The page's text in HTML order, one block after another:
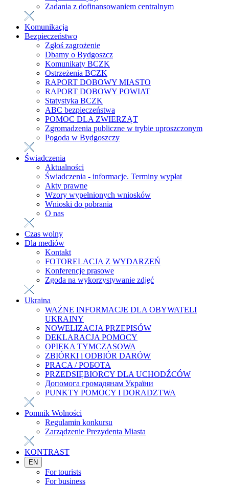
Zadania z dofinansowaniem centralnym
Komunikacja
Bezpieczeństwo
Zgłoś zagrożenie
Dbamy o Bydgoszcz
Komunikaty BCZK
Ostrzeżenia BCZK
RAPORT DOBOWY MIASTO
RAPORT DOBOWY POWIAT
Statystyka BCZK
ABC bezpieczeństwa
POMOC DLA ZWIERZĄT
Zgromadzenia publiczne w trybie uproszczonym
Pogoda w Bydgoszczy
Świadczenia
Aktualności
Świadczenia - informacje. Terminy wypłat
Akty prawne
Wzory wypełnionych wniosków
Wnioski do pobrania
O nas
Czas wolny
Dla mediów
Kontakt
FOTORELACJA Z WYDARZEŃ
Konferencje prasowe
Zgoda na wykorzystywanie zdjęć
Ukraina
WAŻNE INFORMACJE DLA OBYWATELI
UKRAINY
NOWELIZACJA PRZEPISÓW
DEKLARACJA POMOCY
OPIEKA TYMCZASOWA
ZBIÓRKI i ODBIÓR DARÓW
PRACA / РОБОТА
PRZEDSIĘBIORCY DLA UCHODŹCÓW
Допомога громадянам України
PUNKTY POMOCY I DORADZTWA
Pomnik Wolności
Regulamin konkursu
Zarządzenie Prezydenta Miasta
KONTRAST
EN
For tourists
For business